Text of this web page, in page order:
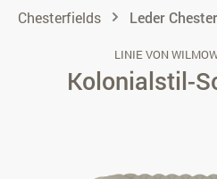
Chesterfields Leder
LINIE VON
Kolonialstil-